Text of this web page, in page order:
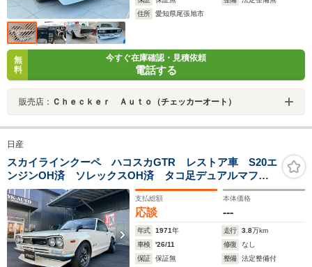
住所
愛知県尾張旭市
無
料
今すぐ在庫確認・見積依頼
電話する
販売店： Ｃｈｅｃｋｅｒ Ａｕｔｏ（チェッカーオート）
日産
スカイラインクーペ ハコスカGTR レストア車 S20エ
ンジンOH済 ソレックスOH済 タコ足デュアルマフラ
ー 前後ビルシュタイン車高調 ワタナベ 仕上実施済
支払総額
応談
本体価格
---
年式 1971年 走行 3.8万km
車検
'26/11 修復
なし
保証
保証無 整備
法定整備付